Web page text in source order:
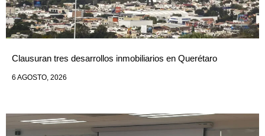
Clausuran tres desarrollos inmobiliarios en Querétaro
6 AGOSTO, 2026